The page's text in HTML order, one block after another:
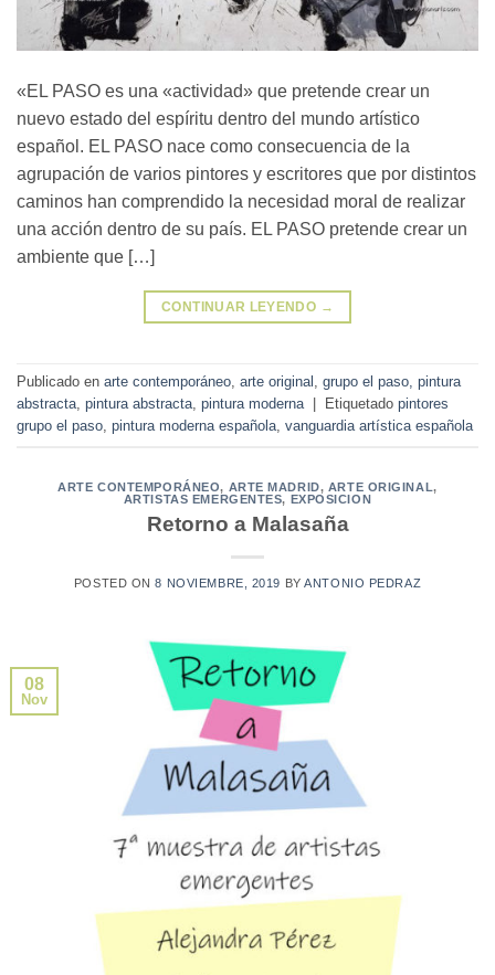
«EL PASO es una «actividad» que pretende crear un
nuevo estado del espíritu dentro del mundo artístico
español. EL PASO nace como consecuencia de la
agrupación de varios pintores y escritores que por distintos
caminos han comprendido la necesidad moral de realizar
una acción dentro de su país. EL PASO pretende crear un
ambiente que […]
CONTINUAR LEYENDO →
Publicado en arte contemporáneo arte original
grupo el paso, pintura
abstracta pintura abstracta pintura moderna Etiquetado pintores
grupo el paso pintura moderna española vanguardia artística española
ARTE CONTEMPORÁNEO, ARTE MADRID, ARTE ORIGINAL,
ARTISTAS EMERGENTES, EXPOSICION
Retorno a Malasaña
POSTED ON8 NOVIEMBRE, 2019 BYANTONIO PEDRAZ
08
Nov